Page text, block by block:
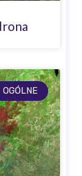
OGÓLNE